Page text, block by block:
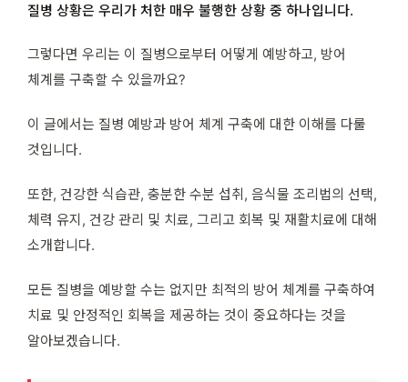
질병 상황은 우리가 처한 매우 불행한 상황 중 하나입니다.
그렇다면 우리는 이 질병으로부터 어떻게 예방하고, 방어
체계를 구축할 수 있을까요?
이 글에서는 질병 예방과 방어 체계 구축에 대한 이해를 다룰
것입니다.
또한, 건강한 식습관, 충분한 수분 섭취, 음식물 조리법의 선택,
체력 유지, 건강 관리 및 치료, 그리고 회복 및 재활치료에 대해
소개합니다.
모든 질병을 예방할 수는 없지만 최적의 방어 체계를 구축하여
치료 및 안정적인 회복을 제공하는 것이 중요하다는 것을
알아보겠습니다.